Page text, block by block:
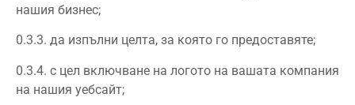
нашия бизнес;
0.3.3. да изпълни целта, за която го предоставяте;
0.3.4. с цел включване на логото на вашата компания
на нашия уебсайт;